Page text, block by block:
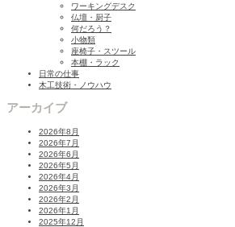
ワーキングデスク
仏壇・厨子
何だろう？
小物類
座椅子・スツール
本棚・ラック
日常の仕事
木工技術・ノウハウ
アーカイブ
2026年8月
2026年7月
2026年6月
2026年5月
2026年4月
2026年3月
2026年2月
2026年1月
2025年12月